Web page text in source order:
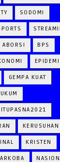
SODOMI
ABORSI BPS
EPIDEMI
GEMPA KUAT
KERUSUHAN
KRISTEN